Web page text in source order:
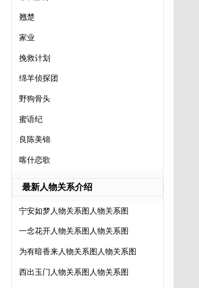
翘楚
家业
挽救计划
绵羊侦探团
野狗骨头
蜜语纪
良陈美锦
喀什恋歌
最新人物关系介绍
宁安如梦人物关系图人物关系图
一念花开人物关系图人物关系图
为有暗香来人物关系图人物关系图
西出玉门人物关系图人物关系图